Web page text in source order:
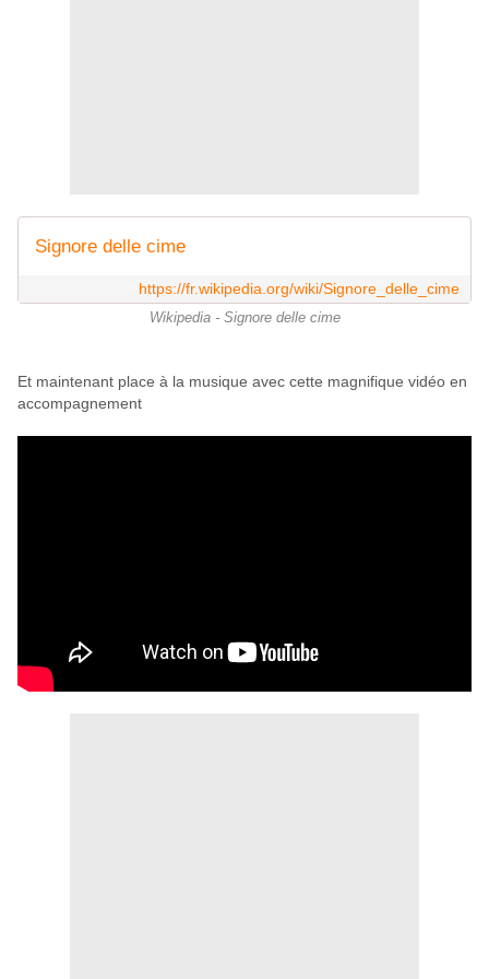
Signore delle cime
https://fr.wikipedia.org/wiki/Signore_delle_cime
Wikipedia - Signore delle cime
Et maintenant place à la musique avec cette magnifique vidéo en
accompagnement